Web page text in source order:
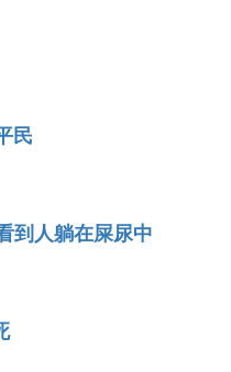
民
到人躺在屎尿中